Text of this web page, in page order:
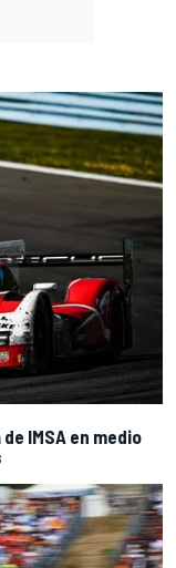
IMSA en medio